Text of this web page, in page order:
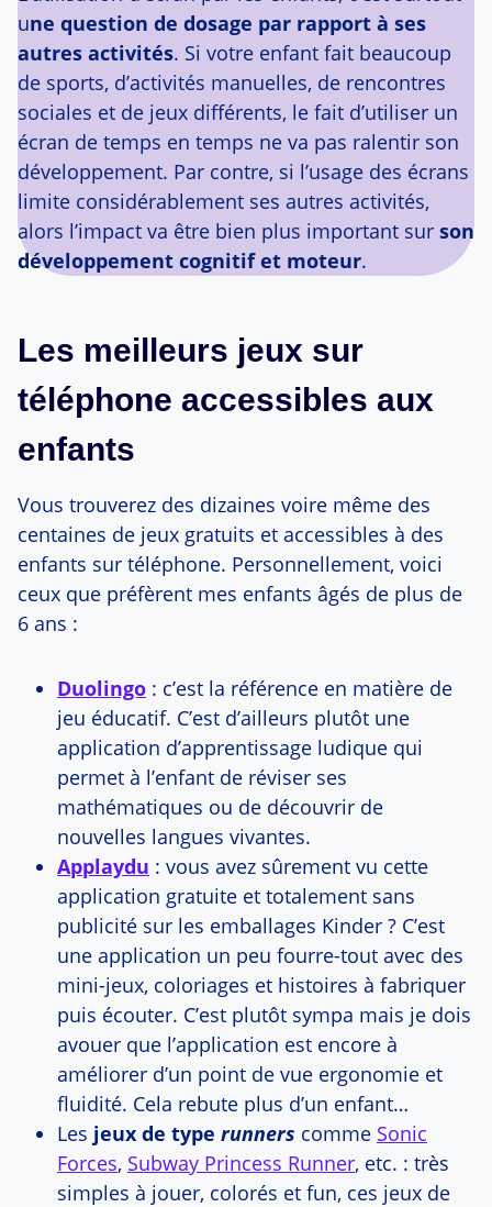
une question de dosage par rapport à ses
autres activités. Si votre enfant fait beaucoup
de sports, d’activités manuelles, de rencontres
sociales et de jeux différents, le fait d’utiliser un
écran de temps en temps ne va pas ralentir son
développement. Par contre, si l’usage des écrans
limite considérablement ses autres activités,
alors l’impact va être bien plus important sur son
développement cognitif et moteur.
Les meilleurs jeux sur
téléphone accessibles aux
enfants
Vous trouverez des dizaines voire même des
centaines de jeux gratuits et accessibles à des
enfants sur téléphone. Personnellement, voici
ceux que préfèrent mes enfants âgés de plus de
6 ans :
Duolingo : c’est la référence en matière de
jeu éducatif. C’est d’ailleurs plutôt une
application d’apprentissage ludique qui
permet à l’enfant de réviser ses
mathématiques ou de découvrir de
nouvelles langues vivantes.
Applaydu : vous avez sûrement vu cette
application gratuite et totalement sans
publicité sur les emballages Kinder ? C’est
une application un peu fourre-tout avec des
mini-jeux, coloriages et histoires à fabriquer
puis écouter. C’est plutôt sympa mais je dois
avouer que l’application est encore à
améliorer d’un point de vue ergonomie et
fluidité. Cela rebute plus d’un enfant…
Les jeux de type runners comme Sonic
Forces, Subway Princess Runner, etc. : très
simples à jouer, colorés et fun, ces jeux de